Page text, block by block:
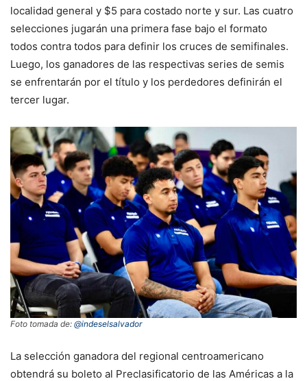
localidad general y $5 para costado norte y sur. Las cuatro
selecciones jugarán una primera fase bajo el formato
todos contra todos para definir los cruces de semifinales.
Luego, los ganadores de las respectivas series de semis
se enfrentarán por el título y los perdedores definirán el
tercer lugar.
Foto tomada de: @indeselsalvador
La selección ganadora del regional centroamericano
obtendrá su boleto al Preclasificatorio de las Américas a la